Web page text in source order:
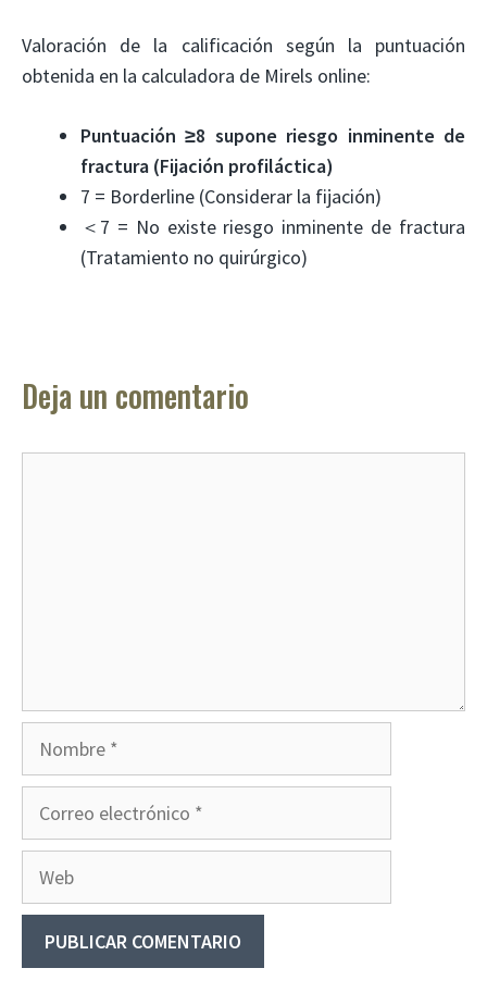
Valoración de la calificación según la puntuación
obtenida en la calculadora de Mirels online:
Puntuación ≥8 supone riesgo inminente de
fractura (Fijación profiláctica)
7 = Borderline (Considerar la fijación)
＜7 = No existe riesgo inminente de fractura
(Tratamiento no quirúrgico)
Deja un comentario
Nombre